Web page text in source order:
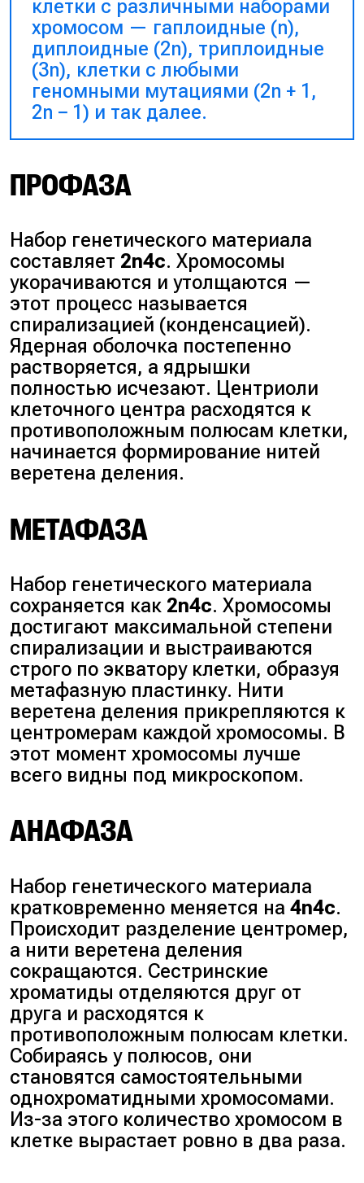
клетки с различными наборами
хромосом — гаплоидные (n),
диплоидные (2n), триплоидные
(3n), клетки с любыми
геномными мутациями (2n + 1,
2n − 1) и так далее.
ПРОФАЗА
Набор генетического материала
составляет 2n4c. Хромосомы
укорачиваются и утолщаются —
этот процесс называется
спирализацией (конденсацией).
Ядерная оболочка постепенно
растворяется, а ядрышки
полностью исчезают. Центриоли
клеточного центра расходятся к
противоположным полюсам клетки,
начинается формирование нитей
веретена деления.
МЕТАФАЗА
Набор генетического материала
сохраняется как 2n4c. Хромосомы
достигают максимальной степени
спирализации и выстраиваются
строго по экватору клетки, образуя
метафазную пластинку. Нити
веретена деления прикрепляются к
центромерам каждой хромосомы. В
этот момент хромосомы лучше
всего видны под микроскопом.
АНАФАЗА
Набор генетического материала
кратковременно меняется на4n4c.
Происходит разделение центромер,
а нити веретена деления
сокращаются. Сестринские
хроматиды отделяются друг от
друга и расходятся к
противоположным полюсам клетки.
Собираясь у полюсов, они
становятся самостоятельными
однохроматидными хромосомами.
Из-за этого количество хромосом в
клетке вырастает ровно в два раза.